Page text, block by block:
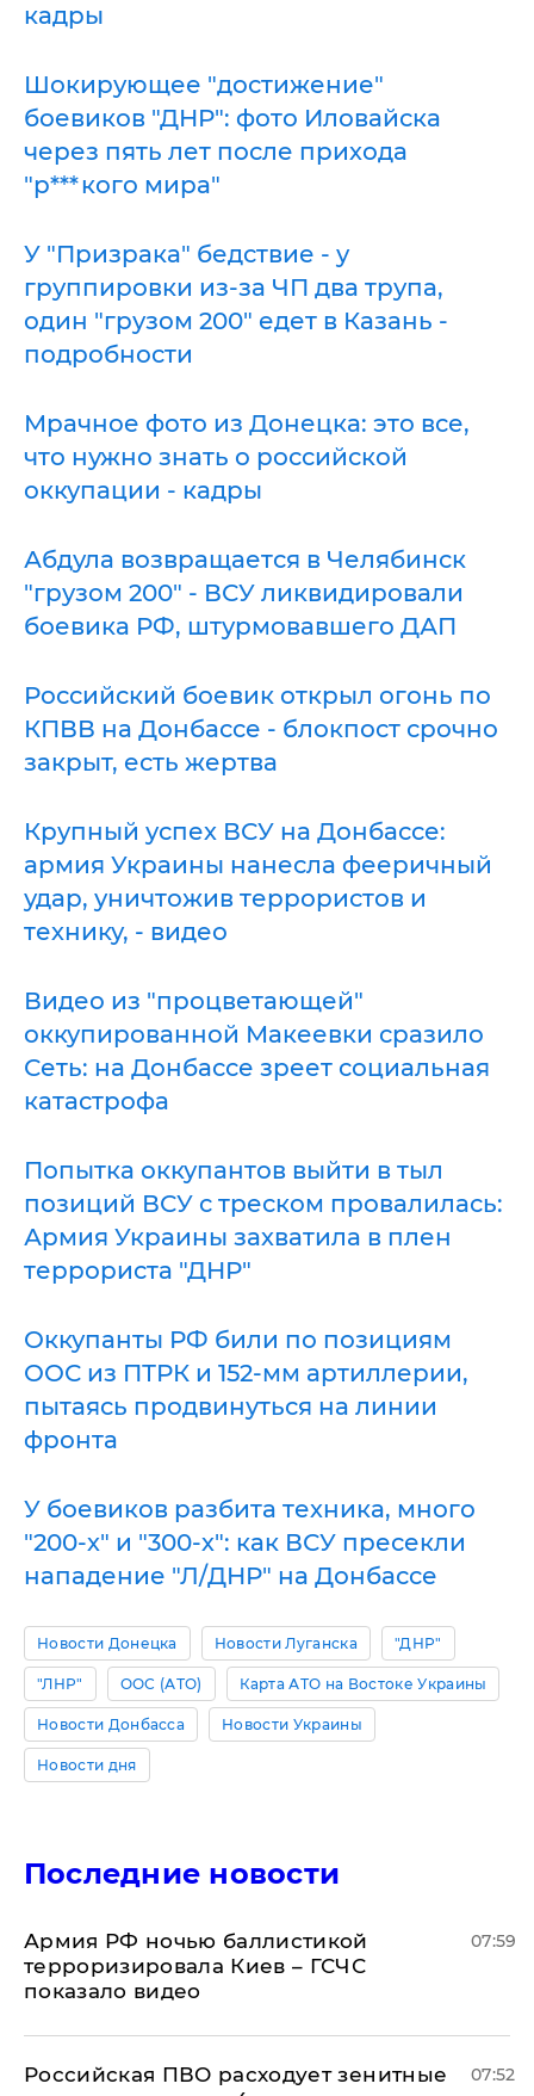
кадры
Шокирующее "достижение"
боевиков "ДНР": фото Иловайска
через пять лет после прихода
"р***кого мира"
У "Призрака" бедствие - у
группировки из-за ЧП два трупа,
один "грузом 200" едет в Казань -
подробности
Мрачное фото из Донецка: это все,
что нужно знать о российской
оккупации - кадры
Абдула возвращается в Челябинск
"грузом 200" - ВСУ ликвидировали
боевика РФ, штурмовавшего ДАП
Российский боевик открыл огонь по
КПВВ на Донбассе - блокпост срочно
закрыт, есть жертва
Крупный успех ВСУ на Донбассе:
армия Украины нанесла фееричный
удар, уничтожив террористов и
технику, - видео
Видео из "процветающей"
оккупированной Макеевки сразило
Сеть: на Донбассе зреет социальная
катастрофа
Попытка оккупантов выйти в тыл
позиций ВСУ с треском провалилась:
Армия Украины захватила в плен
террориста "ДНР"
Оккупанты РФ били по позициям
ООС из ПТРК и 152-мм артиллерии,
пытаясь продвинуться на линии
фронта
У боевиков разбита техника, много
"200-х" и "300-х": как ВСУ пресекли
нападение "Л/ДНР" на Донбассе
Новости Донецка Новости Луганска "ДНР"
"ЛНР" ООС (АТО) Карта АТО на Востоке Украины
Новости Донбасса Новости Украины
Новости дня
Последние новости
Армия РФ ночью баллистикой
терроризировала Киев – ГСЧС
показало видео
07:59
Российская ПВО расходует зенитные
07:52